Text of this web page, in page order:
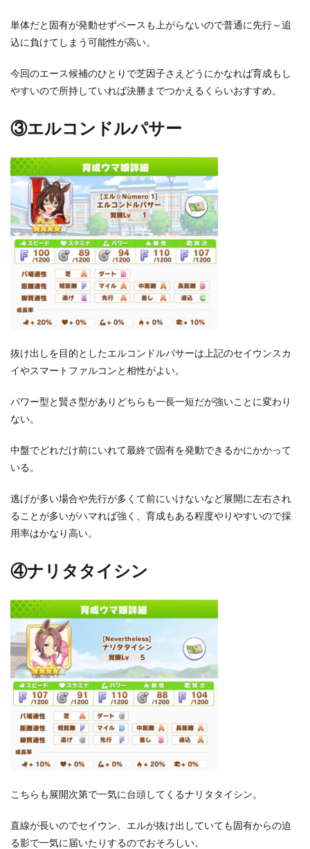
単体だと固有が発動せずペースも上がらないので普通に先行～追
込に負けてしまう可能性が高い。
今回のエース候補のひとりで芝因子さえどうにかなれば育成もし
やすいので所持していれば決勝までつかえるくらいおすすめ。
③エルコンドルパサー
抜け出しを目的としたエルコンドルパサーは上記のセイウンスカ
イやスマートファルコンと相性がよい。
パワー型と賢さ型がありどちらも一長一短だが強いことに変わり
ない。
中盤でどれだけ前にいれて最終で固有を発動できるかにかかって
いる。
逃げが多い場合や先行が多くて前にいけないなど展開に左右され
ることが多いがハマれば強く、育成もある程度やりやすいので採
用率はかなり高い。
④ナリタタイシン
こちらも展開次第で一気に台頭してくるナリタタイシン。
直線が長いのでセイウン、エルが抜け出していても固有からの迫
る影で一気に届いたりするのでおそろしい。